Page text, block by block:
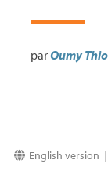
parOumy
English version |